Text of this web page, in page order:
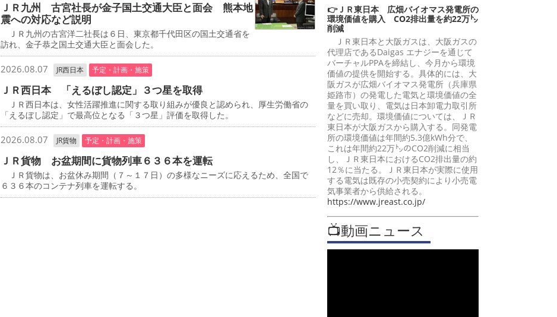
ＪＲ九州 古宮社長が金子国土交通大臣と面会 熊本地
震への対応など説明
ＪＲ九州の古宮洋二社長は６日、東京都千代田区の国土交通省を
訪れ、金子恭之国土交通大臣と面会した。
2026.08.07 JR西日本 予定・計画・施策
ＪＲ西日本 「えるぼし認定」３つ星を取得
ＪＲ西日本は、女性活躍推進に関する取り組みが優良と認められ、厚生労働省の
「えるぼし認定」で最高位となる「３つ星」評価を取得した。
2026.08.07 JR貨物 予定・計画・施策
ＪＲ貨物 お盆期間に貨物列車６３６本を運転
ＪＲ貨物は、お盆休み期間（７～１７日）の多様なニーズに応えるため、全国で
６３６本のコンテナ列車を運転する。
👉ＪＲ東日本 広畑バイオマス発電所の
環境価値を購入 CO2排出量を約22万㌧
削減
ＪＲ東日本と大阪ガスは、大阪ガスの
代理店であるDaigas エナジーを通じて
バーチャルPPAを締結し、今月から環境
価値の提供を開始する。具体的には、大
阪ガスが広畑バイオマス発電所（兵庫県
姫路市）の発電した電気と環境価値の全
量を買い取り、電気は日本卸電力取引所
などに売却。環境価値については、ＪＲ
東日本が大阪ガスから購入する。同発電
所の環境価値は年間約5.3億kWh分で、
これは年間約22万㌧のCO2削減に相当
し、ＪＲ東日本におけるCO2排出量の約
12％に当たる。ＪＲ東日本が実際に使用
する電気は既存の小売契約により小売電
気事業者から供給される。
https://www.jreast.co.jp/
📺動画ニュース